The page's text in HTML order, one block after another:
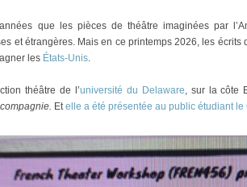
que les pièces de théâtre imaginées par
et étrangères. Mais en ce printemps 2026, les
les États-Unis
théâtre de l’université du Delaware , sur la côte
Et elle a été présentée au public étudiant le